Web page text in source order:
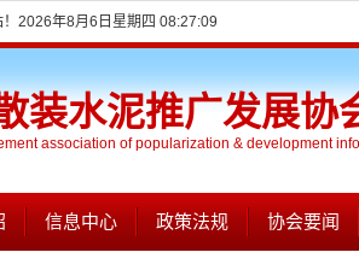
2026年8月6日星期四 08:27:09
装水泥推广发展协
association of popularization & development
信息中心 政策法规 协会要闻